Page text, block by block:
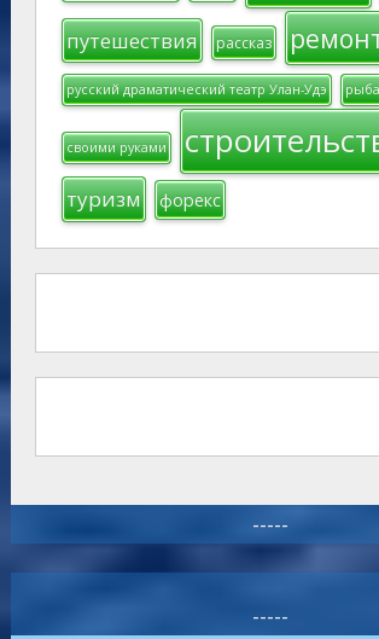
путешествия рассказ
русский драматический театр Улан-Удэ рыба
своими руками
туризм форекс
-----
-----